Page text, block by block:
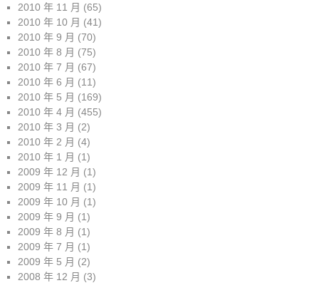
2010 年 11 月 (65)
2010 年 10 月 (41)
2010 年 9 月 (70)
2010 年 8 月 (75)
2010 年 7 月 (67)
2010 年 6 月 (11)
2010 年 5 月 (169)
2010 年 4 月 (455)
2010 年 3 月 (2)
2010 年 2 月 (4)
2010 年 1 月 (1)
2009 年 12 月 (1)
2009 年 11 月 (1)
2009 年 10 月 (1)
2009 年 9 月 (1)
2009 年 8 月 (1)
2009 年 7 月 (1)
2009 年 5 月 (2)
2008 年 12 月 (3)